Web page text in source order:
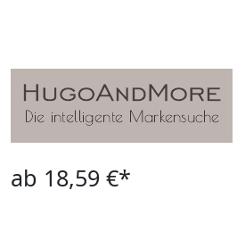
ab 18,59 €*